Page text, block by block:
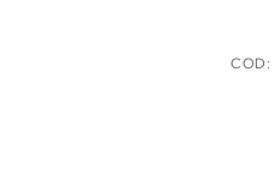
COD: